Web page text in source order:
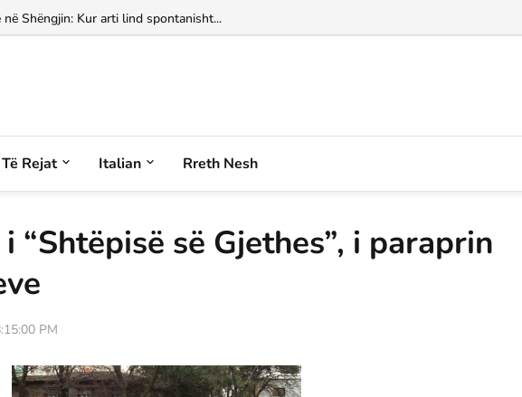
në Shëngjin: Kur arti lind spontanisht...
dashuria...
Të Rejat Italian Rreth Nesh
“Shtëpisë së Gjethes”, i paraprin
PM